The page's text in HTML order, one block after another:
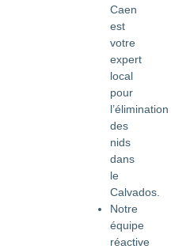
Caen
est
votre
expert
local
pour
l’élimination
des
nids
dans
le
Calvados.
Notre
équipe
réactive